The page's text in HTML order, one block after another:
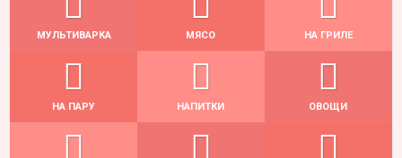
МУЛЬТИВАРКА МЯСО НА ГРИЛЕ
НА ПАРУ НАПИТКИ ОВОЩИ